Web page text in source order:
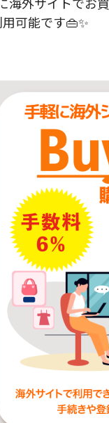
海外サイトでお
可能です👜✨